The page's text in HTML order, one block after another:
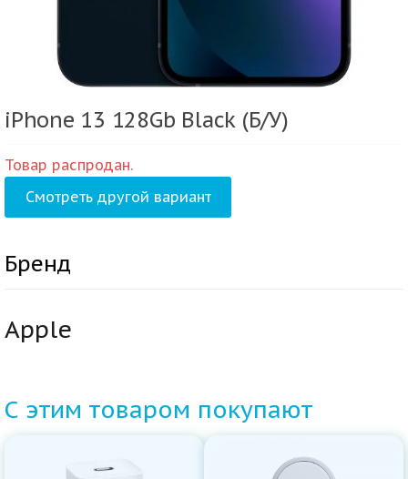
iPhone 13 128Gb Black (Б/У)
Товар распродан.
Смотреть другой вариант
Бренд
Apple
С этим товаром покупают